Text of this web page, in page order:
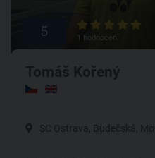
5 1 hodnocení
Tomáš Kořený
SC Ostrava, Budečská,